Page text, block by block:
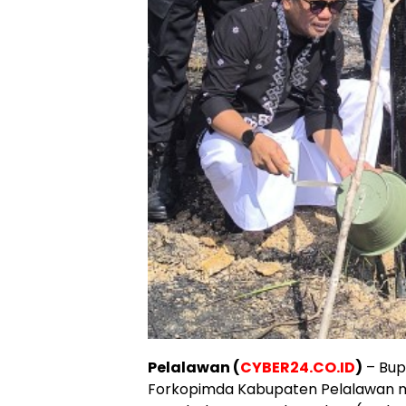
Pelalawan (CYBER24.CO.ID) –
Forkopimda Kabupaten Pelalawan